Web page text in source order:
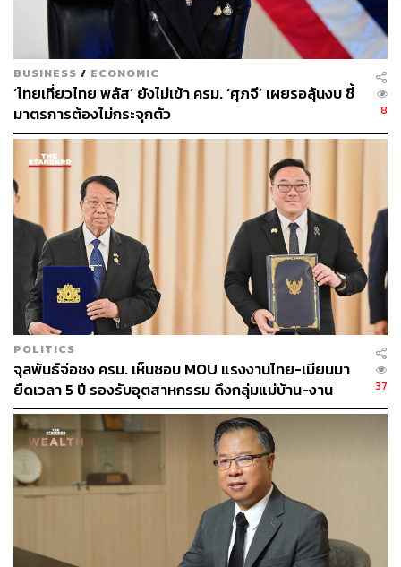
TAGS: นโยบายรัฐบาล
การประชุมร่วมรัฐสภา
เนาวรัตน์ พงษ์ไพบูลย์
นโยบายรัฐบาลเศรษฐา
เศรษฐา ทวีสิน
BUSINESS / ECONOMIC
‘ไทยเที่ยวไทย พลัส’ ยังไม่เข้า ครม. ‘ศุภจี’ เผยรอลุ้นงบ ชี้
มาตรการต้องไม่กระจุกตัว
8
POLITICS
จุลพันธ์จ่อชง ครม. เห็นชอบ MOU แรงงานไทย-เมียนมา
ยืดเวลา 5 ปี รองรับอุตสาหกรรม ดึงกลุ่มแม่บ้าน-งาน
อิสระเข้าสู่ระบบประกันสังคม
37